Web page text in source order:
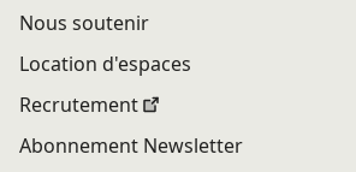
Nous soutenir
Location d'espaces
Recrutement
Abonnement Newsletter